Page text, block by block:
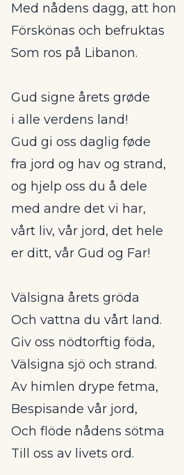
Med nådens dagg, att hon
Förskönas och befruktas
Som ros på Libanon.
Gud signe årets grøde
i alle verdens land!
Gud gi oss daglig føde
fra jord og hav og strand,
og hjelp oss du å dele
med andre det vi har,
vårt liv, vår jord, det hele
er ditt, vår Gud og Far!
Välsigna årets gröda
Och vattna du vårt land.
Giv oss nödtorftig föda,
Välsigna sjö och strand.
Av himlen drype fetma,
Bespisande vår jord,
Och flöde nådens sötma
Till oss av livets ord.